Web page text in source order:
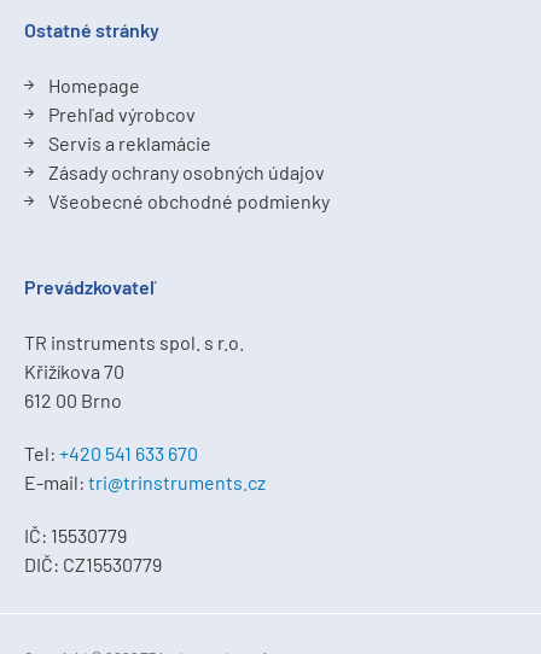
Ostatné stránky
Homepage
Prehľad výrobcov
Servis a reklamácie
Zásady ochrany osobných údajov
Všeobecné obchodné podmienky
Prevádzkovateľ
TR instruments spol. s r.o.
Křižíkova 70
612 00 Brno
Tel: +420 541 633 670
E-mail: tri@trinstruments.cz
IČ: 15530779
DIČ: CZ15530779